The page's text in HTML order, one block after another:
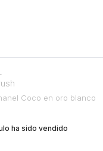
Coco en oro blanco
ha sido vendido